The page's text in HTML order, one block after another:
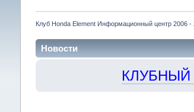
Клуб Honda Element Информационный центр 2006 -
Новости
КЛУБНЫЙ